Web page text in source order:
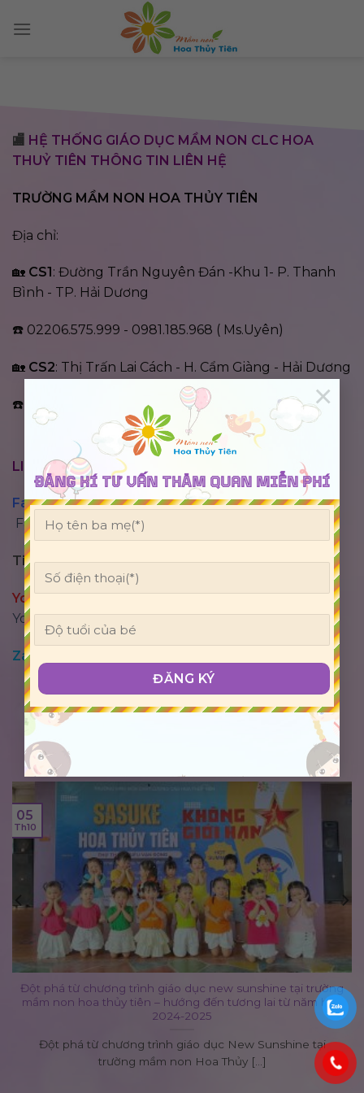
ĐĂNG KÍ TƯ VẤN THĂM QUAN MIỄN PHÍ
×
🏬 HỆ THỐNG GIÁO DỤC MẦM NON CLC HOA
THUỶ TIÊN THÔNG TIN LIÊN HỆ
TRƯỜNG MẦM NON HOA THỦY TIÊN
Địa chỉ:
🏡 CS1 : Đường Trần Nguyên Đán -Khu 1- P. Thanh
Bình - TP. Hải Dương
☎️ 02206.575.999 - 0981.185.968 ( Ms.Uyên)
🏡 CS2: Thị Trấn Lai Cách - H. Cẩm Giàng - Hải Dương
☎️ 02206.535.999-0906.075.833 (Ms.Loan)
LIÊN HỆ QUA CÁC KÊNH MẠNG XÃ HỘI
FaceBook
Facebook.com/MNCLChoathuytien.haiduong
Tiktok:Tiktok.com/@hoathuytienchanel?
Youtube :
Youtube.com/@truongmamnonhoathuytien2249
Zalo
đột phá từ chương trình giáo dục new sunshine tại trường
mầm non hoa thủy tiên – hướng đến tương lai từ năm học
2024-2025
Đột phá từ chương trình giáo dục New Sunshine tại
trường mầm non Hoa Thủy [...]
05
Th10